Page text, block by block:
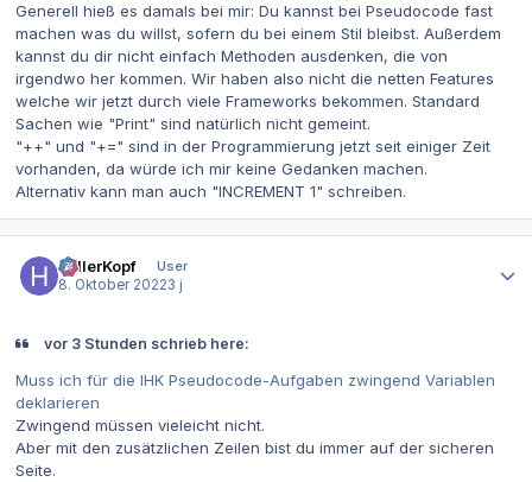
Generell hieß es damals bei mir: Du kannst bei Pseudocode fast
machen was du willst, sofern du bei einem Stil bleibst. Außerdem
kannst du dir nicht einfach Methoden ausdenken, die von
irgendwo her kommen. Wir haben also nicht die netten Features
welche wir jetzt durch viele Frameworks bekommen. Standard
Sachen wie "Print" sind natürlich nicht gemeint.
"++" und "+=" sind in der Programmierung jetzt seit einiger Zeit
vorhanden, da würde ich mir keine Gedanken machen.
Alternativ kann man auch "INCREMENT 1" schreiben.
hellerKopf
User
8. Oktober 20223 j
vor 3 Stunden schrieb here:
Muss ich für die IHK Pseudocode-Aufgaben zwingend Variablen
deklarieren
Zwingend müssen vieleicht nicht.
Aber mit den zusätzlichen Zeilen bist du immer auf der sicheren
Seite.